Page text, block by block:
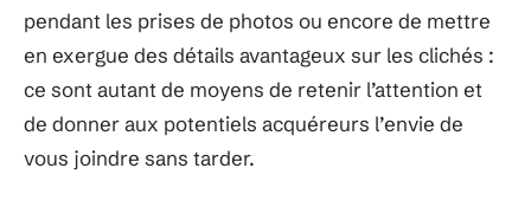
pendant les prises de photos ou encore de mettre
en exergue des détails avantageux sur les clichés :
ce sont autant de moyens de retenir l’attention et
de donner aux potentiels acquéreurs l’envie de
vous joindre sans tarder.